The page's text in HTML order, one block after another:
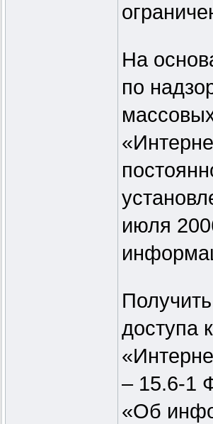
На
по
июля
доступа
– 15.6-1
«Об